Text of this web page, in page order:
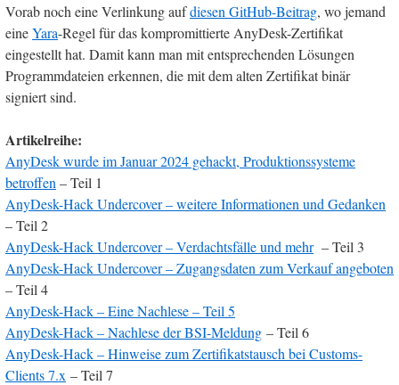
Vorab noch eine Verlinkung aufdiesen GitHub-Beitrag, wo jemand
eineYara-Regel für das kompromittierte AnyDesk-Zertifikat
eingestellt hat. Damit kann man mit entsprechenden Lösungen
Programmdateien erkennen, die mit dem alten Zertifikat binär
signiert sind.
Artikelreihe:
AnyDesk wurde im Januar 2024 gehackt, Produktionssysteme
betroffen – Teil 1
AnyDesk-Hack Undercover – weitere Informationen und Gedanken
– Teil 2
AnyDesk-Hack Undercover – Verdachtsfälle und mehr– Teil 3
AnyDesk-Hack Undercover – Zugangsdaten zum Verkauf angeboten
– Teil 4
AnyDesk-Hack – Eine Nachlese – Teil 5
AnyDesk-Hack – Nachlese der BSI-Meldung – Teil 6
AnyDesk-Hack – Hinweise zum Zertifikatstausch bei Customs-
Clients 7.x – Teil 7